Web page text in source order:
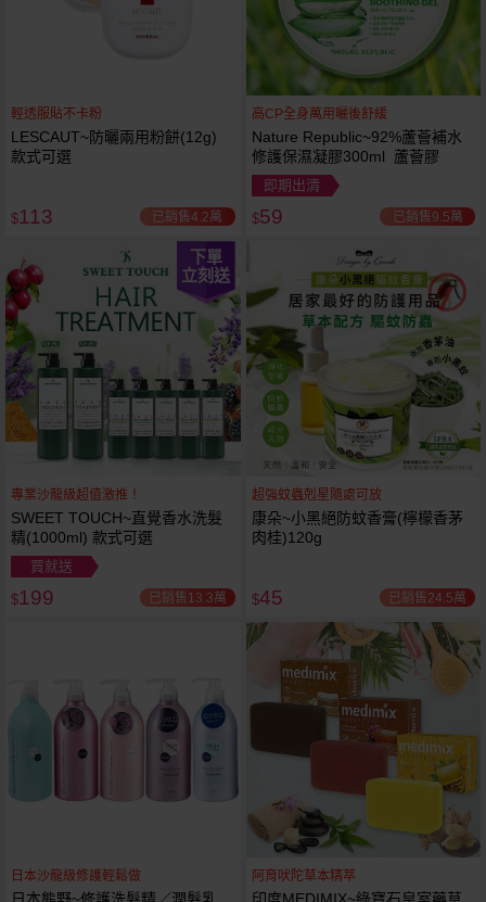
輕透服貼不卡粉
LESCAUT~防曬兩用粉餅(12g)
款式可選
$113 已銷售4.2萬
高CP全身萬用曬後舒緩
Nature Republic~92%蘆薈補水
修護保濕凝膠300ml 蘆薈膠
即期出清
$59 已銷售9.5萬
下單
立刻送
專業沙龍級超值激推！
SWEET TOUCH~直覺香水洗髮
精(1000ml) 款式可選
買就送
$199 已銷售13.3萬
超強蚊蟲剋星隨處可放
康朵~小黑絕防蚊香膏(檸檬香茅
肉桂)120g
$45 已銷售24.5萬
日本沙龍級修護輕鬆做 阿育吠陀草本精萃